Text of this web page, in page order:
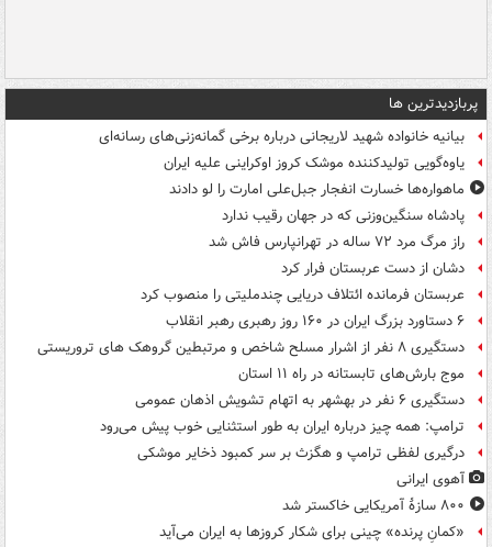
پربازدیدترین ها
بیانیه خانواده شهید لاریجانی درباره برخی گمانه‌زنی‌های رسانه‌ای
یاوه‌گویی تولیدکننده موشک کروز اوکراینی علیه ایران
ماهواره‌ها خسارت انفجار جبل‌علی امارت را لو دادند
پادشاه سنگین‌وزنی که در جهان رقیب ندارد
راز مرگ مرد ۷۲ ساله در تهرانپارس فاش شد
دشان از دست عربستان فرار کرد
عربستان فرمانده ائتلاف دریایی چندملیتی را منصوب کرد
۶ دستاورد بزرگ ایران در ۱۶۰ روز رهبری رهبر انقلاب
دستگیری ۸ نفر از اشرار مسلح شاخص و مرتبطین گروهک های تروریستی
موج بارش‌های تابستانه در راه ۱۱ استان
دستگیری ۶ نفر در بهشهر به اتهام تشویش اذهان عمومی
ترامپ: همه چیز درباره ایران به طور استثنایی خوب پیش می‌رود
درگیری لفظی ترامپ و هگزث بر سر کمبود ذخایر موشکی
آهوی ایرانی
۸۰۰ سازۀ آمریکایی خاکستر شد
«کمانِ پرنده» چینی برای شکار کروزها به ایران می‌آید